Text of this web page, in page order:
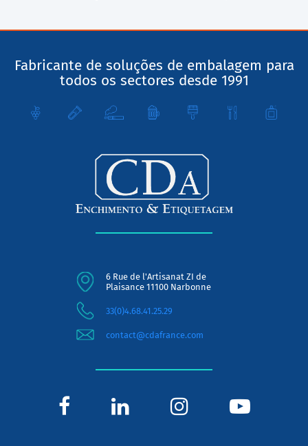
Fabricante de soluções de embalagem para
todos os sectores desde 1991
6 Rue de l'Artisanat ZI de
Plaisance 11100 Narbonne
33(0)4.68.41.25.29
contact@cdafrance.com